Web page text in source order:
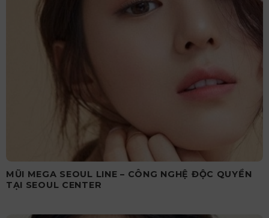
MŨI MEGA SEOUL LINE – CÔNG NGHỆ ĐỘC QUYỀN
TẠI SEOUL CENTER